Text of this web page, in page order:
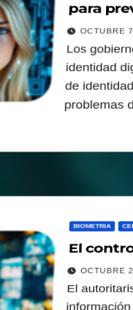
para
OCTUBRE
Los
identidad
de
problemas
BIOMETRIA
El
OCTUBRE
El